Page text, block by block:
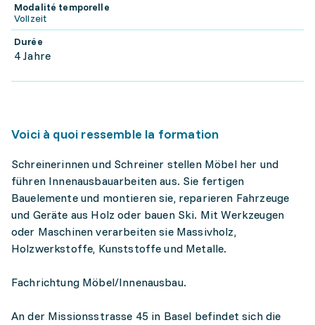
Modalité temporelle
Vollzeit
Durée
4 Jahre
Voici à quoi ressemble la formation
Schreinerinnen und Schreiner stellen Möbel her und
führen Innenausbauarbeiten aus. Sie fertigen
Bauelemente und montieren sie, reparieren Fahrzeuge
und Geräte aus Holz oder bauen Ski. Mit Werkzeugen
oder Maschinen verarbeiten sie Massivholz,
Holzwerkstoffe, Kunststoffe und Metalle.
Fachrichtung Möbel/Innenausbau.
An der Missionsstrasse 45 in Basel befindet sich die